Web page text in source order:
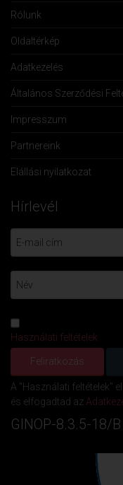
Rólunk
Oldaltérkép
Adatkezelés
Általános Szerződési
Impresszum
Partnereink
Elállási nyilatkozat
Hírlevél
Használati feltételek
A "Használati feltételek"
és elfogadtad az
GINOP-8.3.5-18/B